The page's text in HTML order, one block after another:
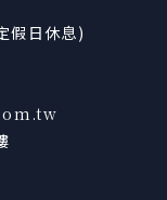
假日休息)